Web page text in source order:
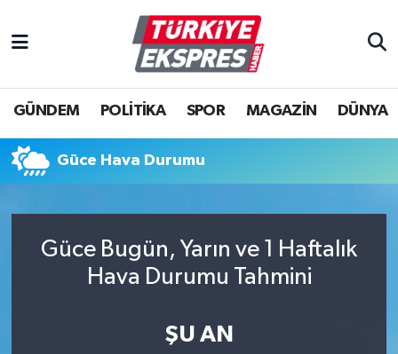
GÜNDEM POLİTİKA SPOR MAGAZİN DÜNYA
Güce Hava Durumu
Güce Bugün, Yarın ve 1 Haftalık
Hava Durumu Tahmini
ŞU AN
İstanbul Nöbetçi Eczaneler
İstanbul Hava Durumu
İstanbul Namaz Vakitleri
Süper Lig Puan Durumu ve Fikstür
Son Dakika Haberleri